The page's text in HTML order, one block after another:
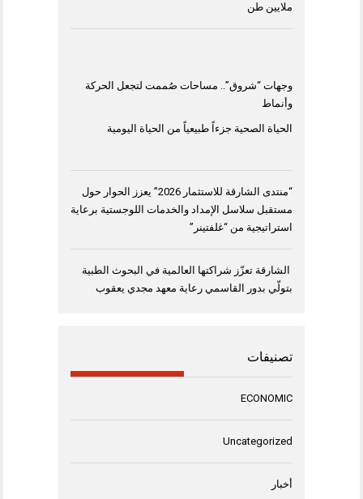
ملايين طن
وجهات “شروق”.. مساحات صُممت لتجعل الحركة
وأنماط
الحياة الصحية جزءاً طبيعياً من الحياة اليومية
“منتدى الشارقة للاستثمار 2026” يعزز الحوار حول
مستقبل سلاسل الإمداد والخدمات اللوجستية برعاية
استراتيجية من “غلفتينر”
الشارقة تعزّز شراكتها العالمية في البحوث الطبية
بتولّي بدور القاسمي رعاية معهد مجدي يعقوب
تصنيفات
ECONOMIC
Uncategorized
أخبار